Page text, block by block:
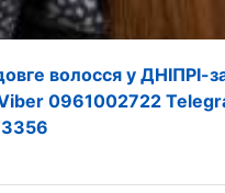
волосся у ДНІПРІ-
0961002722